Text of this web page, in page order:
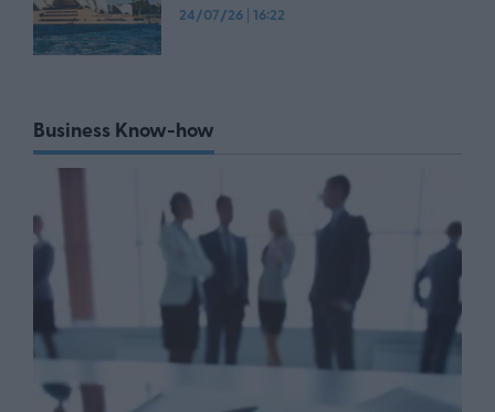
24/07/26 | 16:22
Business Know-how